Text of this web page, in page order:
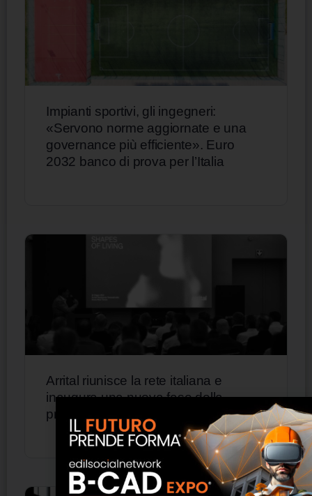
Impianti sportivi, gli ingegneri:
«Servono norme aggiornate e una
governance più efficiente». Euro
2032 banco di prova per l’Italia
Arrital riunisce la rete italiana e
inaugura una nuova fase della
propria evoluzione